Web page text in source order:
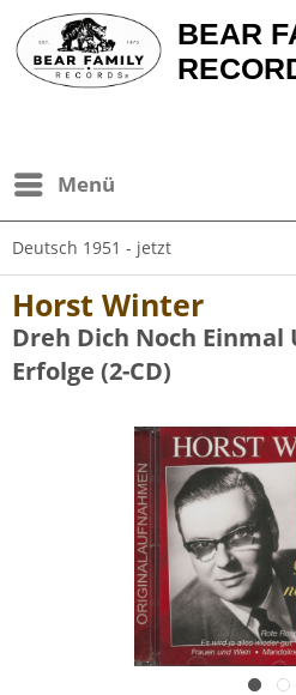
BEAR
Menü
Deutsch 1951 - jetzt
Horst Winter
Dreh Dich Noch Einmal
Erfolge (2-CD)